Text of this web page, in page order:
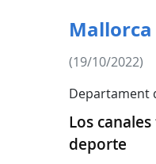
(19/10/2022)
Departament
Los
deporte